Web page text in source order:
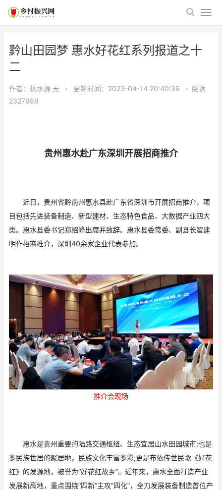
黔山田园梦 惠水好花红系列报道之十
二
作者：杨水源 无 • 更新时间：2023-04-14 20:40:36 • 阅读
2327989
贵州惠水赴广东深圳开展招商推介
近日，贵州省黔南州惠水县赴广东省深圳市开展招商推介，项
目包括先进装备制造、新型建材、生态特色食品、大数据产业四大
类。惠水县委书记郑绍峰出席并致辞。惠水县委常委、副县长翟建
明作招商推介，深圳40余家企业代表参加。
推介会现场
惠水是贵州重要的陆路交通枢纽、生态宜居山水田园城市;也是
多民族世居的聚居地，民族文化丰富多彩;更是布依传世民歌《好花
红》的发源地，被誉为“好花红故乡”。近年来，惠水全面打造产业
发展新高地，重点围绕“四新”主攻“四化”，全力发展装备制造首位产